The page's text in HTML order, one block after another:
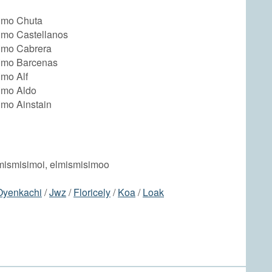
Chuta
Castellanos
Cabrera
Barcenas
Alf
Aldo
Ainstain
elmismisimoo
/Jwz/Floricely/Koa/Loak